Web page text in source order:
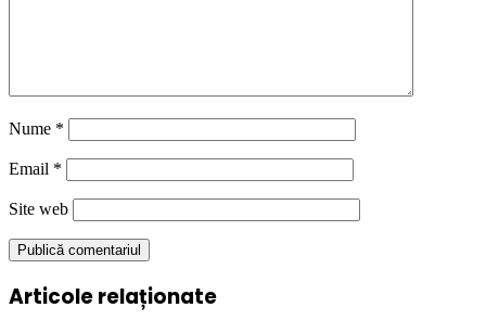
Nume *
Email *
Site web
Articole relaționate